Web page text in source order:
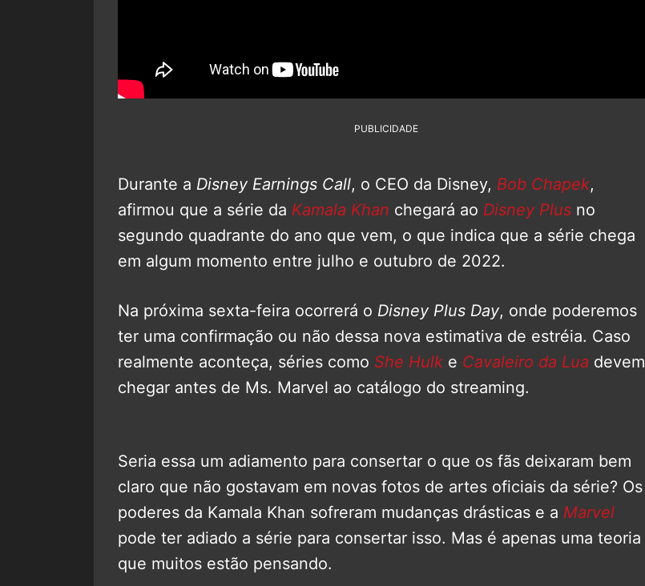
PUBLICIDADE
Durante a Disney Earnings Call, o CEO da Disney, Bob Chapek,
afirmou que a série da Kamala Khan chegará ao Disney Plus no
segundo quadrante do ano que vem, o que indica que a série chega
em algum momento entre julho e outubro de 2022.
Na próxima sexta-feira ocorrerá o Disney Plus Day, onde poderemos
ter uma confirmação ou não dessa nova estimativa de estréia. Caso
realmente aconteça, séries como She Hulk e Cavaleiro da Lua devem
chegar antes de Ms. Marvel ao catálogo do streaming.
Seria essa um adiamento para consertar o que os fãs deixaram bem
claro que não gostavam em novas fotos de artes oficiais da série? Os
poderes da Kamala Khan sofreram mudanças drásticas e a Marvel
pode ter adiado a série para consertar isso. Mas é apenas uma teoria
que muitos estão pensando.